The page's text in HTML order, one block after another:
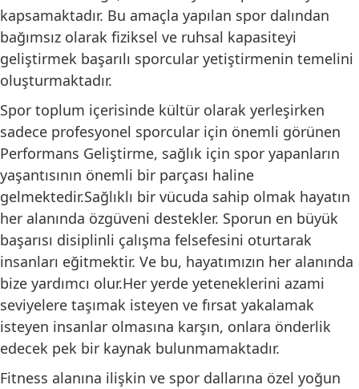
kapsamaktadır. Bu amaçla yapılan spor dalından
bağımsız olarak fiziksel ve ruhsal kapasiteyi
geliştirmek başarılı sporcular yetiştirmenin temelini
oluşturmaktadır.
Spor toplum içerisinde kültür olarak yerleşirken
sadece profesyonel sporcular için önemli görünen
Performans Geliştirme, sağlık için spor yapanların
yaşantısının önemli bir parçası haline
gelmektedir.Sağlıklı bir vücuda sahip olmak hayatın
her alanında özgüveni destekler. Sporun en büyük
başarısı disiplinli çalışma felsefesini oturtarak
insanları eğitmektir. Ve bu, hayatımızın her alanında
bize yardımcı olur.Her yerde yeteneklerini azami
seviyelere taşımak isteyen ve fırsat yakalamak
isteyen insanlar olmasına karşın, onlara önderlik
edecek pek bir kaynak bulunmamaktadır.
Fitness alanına ilişkin ve spor dallarına özel yoğun